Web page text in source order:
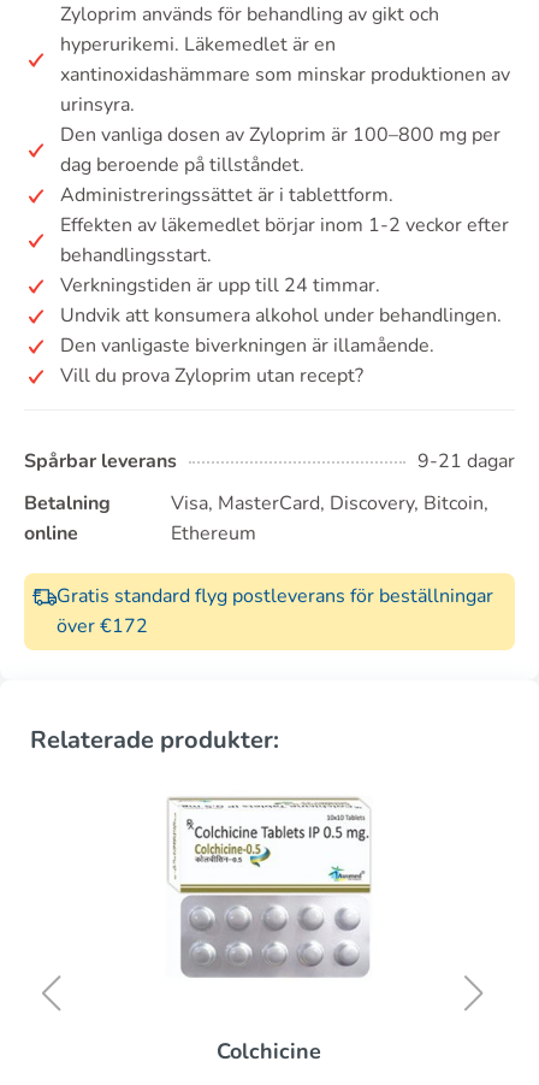
Zyloprim används för behandling av gikt och
hyperurikemi. Läkemedlet är en
xantinoxidashämmare som minskar produktionen av
urinsyra.
Den vanliga dosen av Zyloprim är 100–800 mg per
dag beroende på tillståndet.
Administreringssättet är i tablettform.
Effekten av läkemedlet börjar inom 1-2 veckor efter
behandlingsstart.
Verkningstiden är upp till 24 timmar.
Undvik att konsumera alkohol under behandlingen.
Den vanligaste biverkningen är illamående.
Vill du prova Zyloprim utan recept?
Spårbar leverans
9-21 dagar
Betalning
online
Visa, MasterCard, Discovery, Bitcoin,
Ethereum
Gratis standard flyg postleverans för beställningar
över €172
Relaterade produkter:
Colchicine